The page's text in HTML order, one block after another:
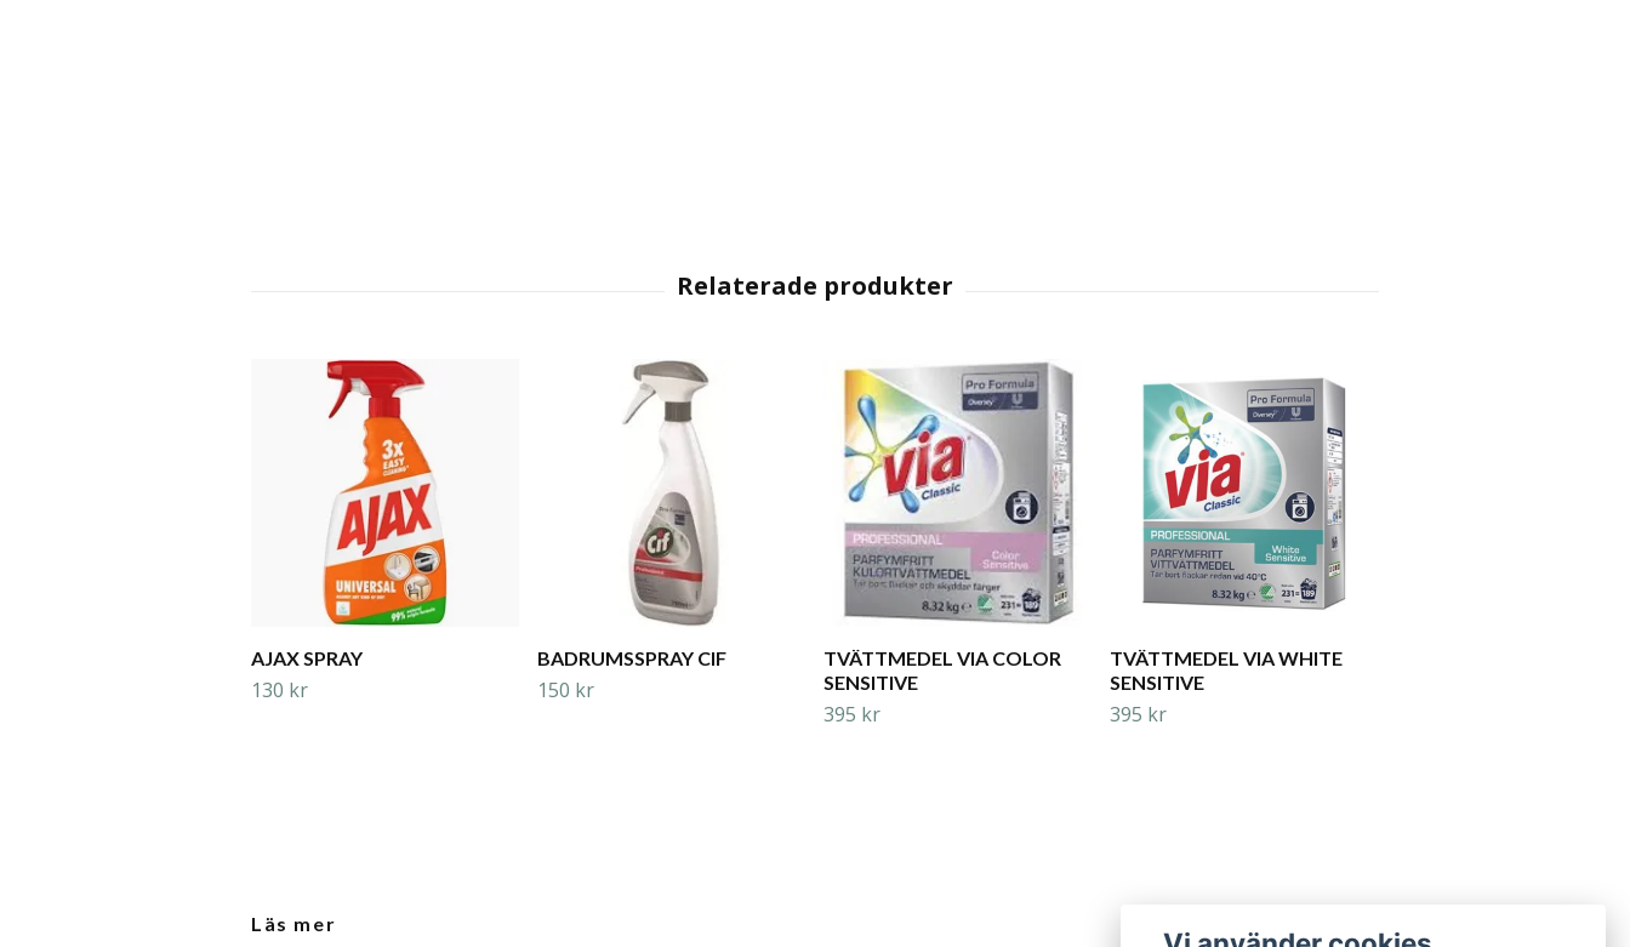
AJAX SPRAY
130 kr
BADRUMSSPRAY CIF
150 kr
TVÄTTMEDEL VIA COLOR
SENSITIVE
395 kr
TVÄTTMEDEL VIA WHITE
SENSITIVE
395 kr
Läs mer